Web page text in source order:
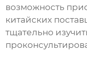
возможность
китайских
тщательно